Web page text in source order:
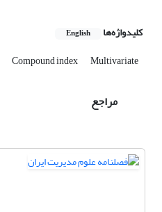
کلیدواژه‌ها English
Compound index Multivariate
مراجع